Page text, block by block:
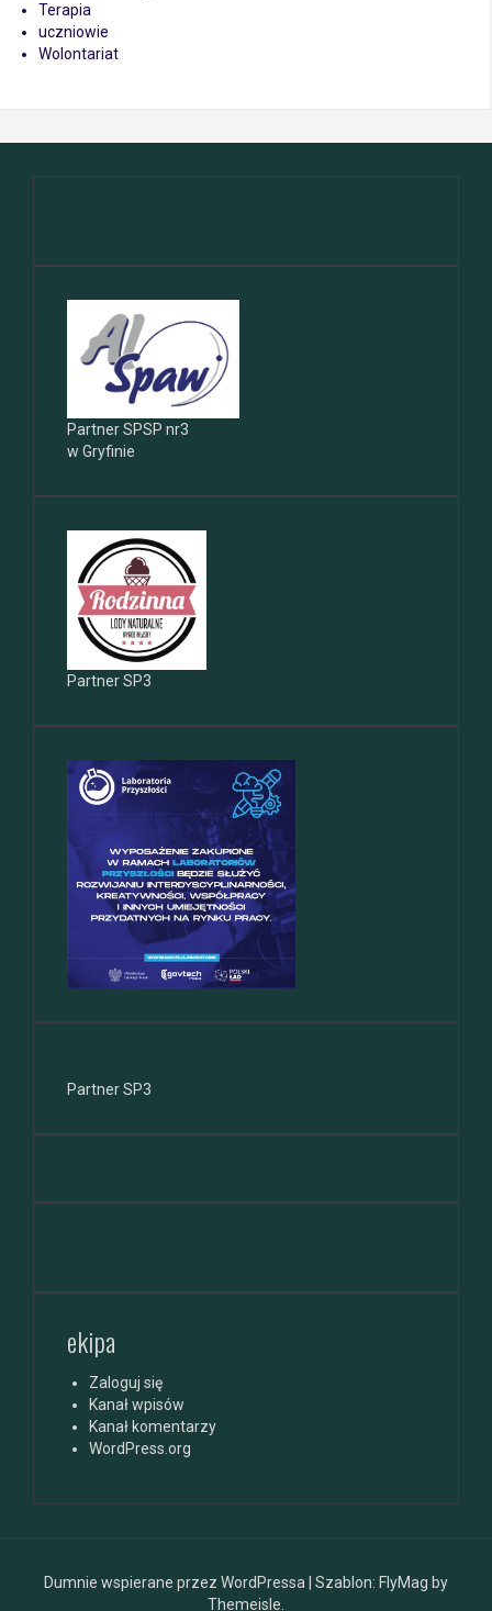
Terapia
uczniowie
Wolontariat
Partner SPSP nr3
w Gryfinie
Partner SP3
Partner SP3
ekipa
Zaloguj się
Kanał wpisów
Kanał komentarzy
WordPress.org
Dumnie wspierane przez WordPressa Szablon: FlyMag by
Themeisle.